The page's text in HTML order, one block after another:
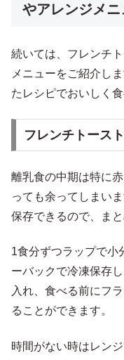
やアレンジメ
続いては、フレンチ
メニューをご紹介し
たレシピでおいしく
フレンチトース
離乳食の中期は特に
っても余ってしまい
保存できるので、ま
1食分ずつラップで小
ーバックで冷凍保存
入れ、食べる前にフ
ることができます。
時間がない時はレン